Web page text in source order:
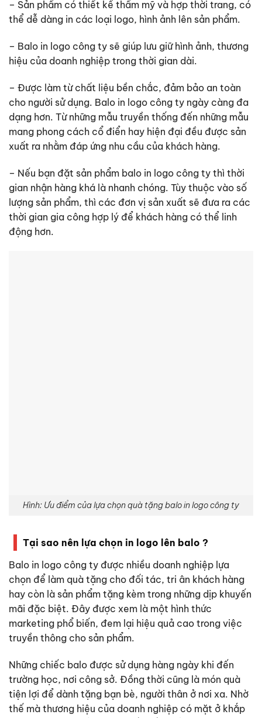
– Sản phẩm có thiết kế thẩm mỹ và hợp thời trang, có
thể dễ dàng in các loại logo, hình ảnh lên sản phẩm.
– Balo in logo công ty sẽ giúp lưu giữ hình ảnh, thương
hiệu của doanh nghiệp trong thời gian dài.
– Được làm từ chất liệu bền chắc, đảm bảo an toàn
cho người sử dụng. Balo in logo công ty ngày càng đa
dạng hơn. Từ những mẫu truyền thống đến những mẫu
mang phong cách cổ điển hay hiện đại đều được sản
xuất ra nhằm đáp ứng nhu cầu của khách hàng.
– Nếu bạn đặt sản phẩm balo in logo công ty thì thời
gian nhận hàng khá là nhanh chóng. Tùy thuộc vào số
lượng sản phẩm, thì các đơn vị sản xuất sẽ đưa ra các
thời gian gia công hợp lý để khách hàng có thể linh
động hơn.
Hình: Ưu điểm của lựa chọn quà tặng balo in logo công ty
Tại sao nên lựa chọn in logo lên balo ?
Balo in logo công ty được nhiều doanh nghiệp lựa
chọn để làm quà tặng cho đối tác, tri ân khách hàng
hay còn là sản phẩm tặng kèm trong những dịp khuyến
mãi đặc biệt. Đây được xem là một hình thức
marketing phổ biến, đem lại hiệu quả cao trong việc
truyền thông cho sản phẩm.
Những chiếc balo được sử dụng hàng ngày khi đến
trường học, nơi công sở. Đồng thời cũng là món quà
tiện lợi để dành tặng bạn bè, người thân ở nơi xa. Nhờ
thế mà thương hiệu của doanh nghiệp có mặt ở khắp